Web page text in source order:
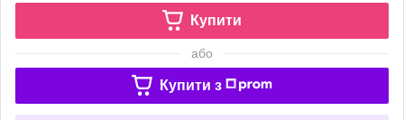
Купити
або
Купити з